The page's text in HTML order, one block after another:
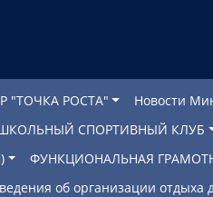
"ТОЧКА РОСТА" Новости
СПОРТИВНЫЙ КЛУБ
ФУНКЦИОНАЛЬНАЯ
об организации отдыха